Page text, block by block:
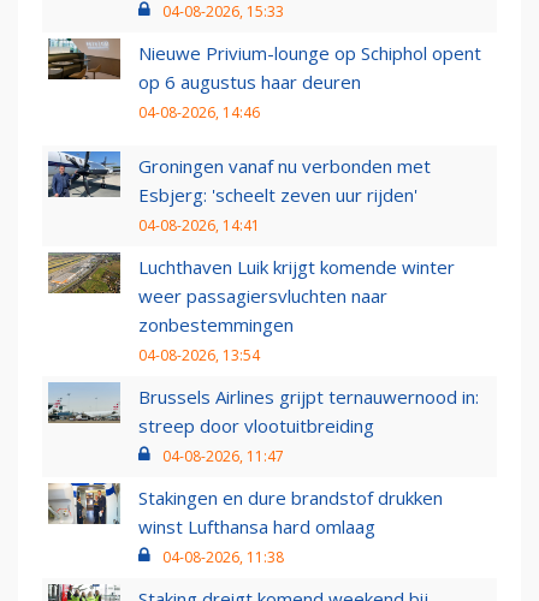
04-08-2026, 15:33
Nieuwe Privium-lounge op Schiphol opent
op 6 augustus haar deuren
04-08-2026, 14:46
Groningen vanaf nu verbonden met
Esbjerg: 'scheelt zeven uur rijden'
04-08-2026, 14:41
Luchthaven Luik krijgt komende winter
weer passagiersvluchten naar
zonbestemmingen
04-08-2026, 13:54
Brussels Airlines grijpt ternauwernood in:
streep door vlootuitbreiding
04-08-2026, 11:47
Stakingen en dure brandstof drukken
winst Lufthansa hard omlaag
04-08-2026, 11:38